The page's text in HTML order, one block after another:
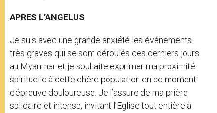
APRES L’ANGELUS
Je suis avec une grande anxiété les événements
très graves qui se sont déroulés ces derniers jours
au Myanmar et je souhaite exprimer ma proximité
spirituelle à cette chère population en ce moment
d’épreuve douloureuse. Je l’assure de ma prière
solidaire et intense, invitant l’Eglise tout entière à